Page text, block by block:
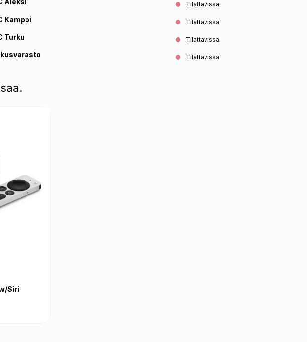
Aleksi Tilattavissa
Kamppi Tilattavissa
Turku Tilattavissa
Tilattavissa
Siri